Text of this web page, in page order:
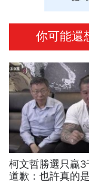
你可能還
柯文哲勝選只贏
道歉：也許真的